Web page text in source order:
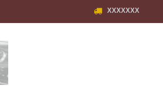
XXXXXXX